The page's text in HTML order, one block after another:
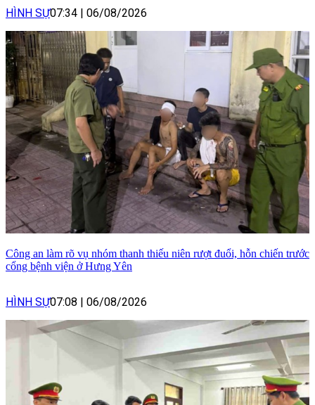
HÌNH SỰ07:34 06/08/2026
Công an làm rõ vụ nhóm thanh thiếu niên rượt đuổi, hỗn chiến trước
cổng bệnh viện ở Hưng Yên
HÌNH SỰ07:08 06/08/2026